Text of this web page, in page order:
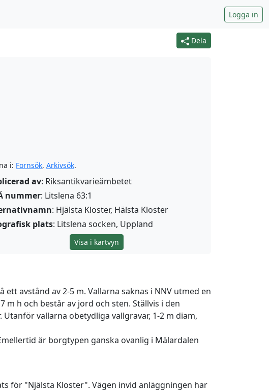
Logga in
Dela
i: Fornsök, Arkivsök.
av: Riksantikvarieämbetet
nummer: Litslena 63:1
: Hjälsta Kloster, Hälsta Kloster
plats: Litslena socken, Uppland
Visa i kartvyn
avstånd av 2-5 m. Vallarna saknas i NNV utmed en
m h och består av jord och sten. Ställvis i den
vallarna obetydliga vallgravar, 1-2 m diam,
är borgtypen ganska ovanlig i Mälardalen
för "Njälsta Kloster". Vägen invid anläggningen har